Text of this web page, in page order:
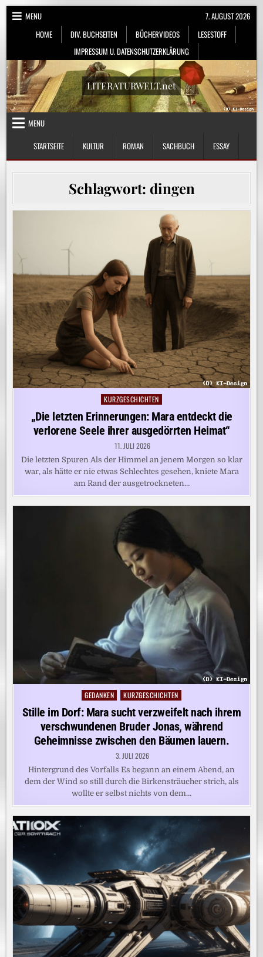
Skip
MENU
HOME
DIV. BUCHSEITEN BÜCHERVIDEOS
LESESTOFF
IMPRESSUM U. DATENSCHUTZERKLÄRUNG
7. AUGUST 2026
LITERATURWELT.net
MENU
STARTSEITE
KULTUR ROMAN SACHBUCH ESSAY
Schlagwort: dingen
Posted
KURZGESCHICHTEN
„Die letzten Erinnerungen: Mara entdeckt die
verlorene Seele ihrer ausgedörrten Heimat“
11. JULI 2026
Die letzten Spuren Als der Himmel an jenem Morgen so klar
war, als hätte er nie etwas Schlechtes gesehen, kniete Mara
am Rand der ausgetrockneten…
Posted
in
GEDANKEN KURZGESCHICHTEN
Stille im Dorf: Mara sucht verzweifelt nach ihrem
verschwundenen Bruder Jonas, während
Geheimnisse zwischen den Bäumen lauern.
3. JULI 2026
Hintergrund des Vorfalls Es begann an einem Abend, an
dem der Wind so still durch die Birkensträucher strich, als
wollte er selbst nichts von dem…